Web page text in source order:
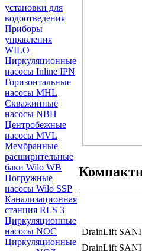
установки для
водоотведения
Приборы
управления
WILO
Циркуляционные
насосы Inline IPN
Горизонтальные
насосы MHL
Скважинные
насосы NBH
Центробежные
насосы MVL
Мембранные
расширительные
баки Wilo WB
Погружные
насосы Wilo SSP
Канализационная
станция RLS 3
Циркуляционные
насосы NOC
Циркуляционные
DrainLift
DrainLift